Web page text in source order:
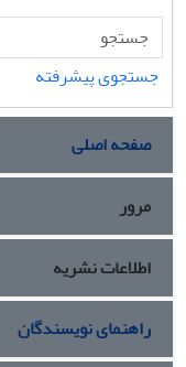
جستجوی پیشرفته
صفحه اصلی
مرور
اطلاعات نشریه
راهنمای نویسندگان